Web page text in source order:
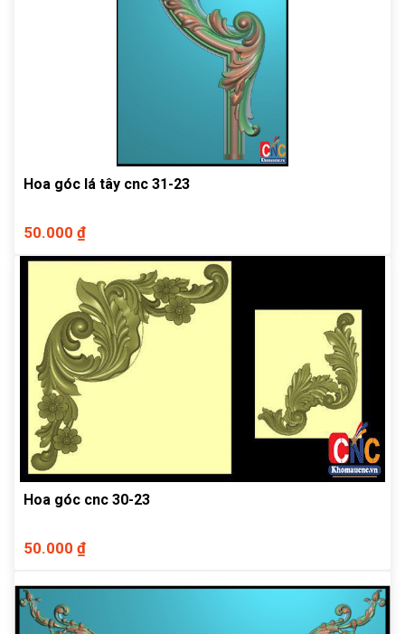
Hoa góc lá tây cnc 31-23
50.000 ₫
Hoa góc cnc 30-23
50.000 ₫